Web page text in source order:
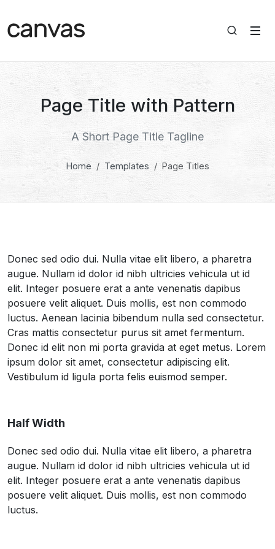
Page Title with Pattern
A Short Page Title Tagline
Home Templates Page Titles
Donec sed odio dui. Nulla vitae elit libero, a pharetra
augue. Nullam id dolor id nibh ultricies vehicula ut id
elit. Integer posuere erat a ante venenatis dapibus
posuere velit aliquet. Duis mollis, est non commodo
luctus. Aenean lacinia bibendum nulla sed consectetur.
Cras mattis consectetur purus sit amet fermentum.
Donec id elit non mi porta gravida at eget metus. Lorem
ipsum dolor sit amet, consectetur adipiscing elit.
Vestibulum id ligula porta felis euismod semper.
Half Width
Donec sed odio dui. Nulla vitae elit libero, a pharetra
augue. Nullam id dolor id nibh ultricies vehicula ut id
elit. Integer posuere erat a ante venenatis dapibus
posuere velit aliquet. Duis mollis, est non commodo
luctus.